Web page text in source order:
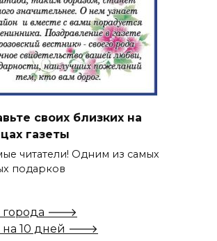
своих близких на
газеты
читатели! Одним из самых
подарков
города 🡒
на 10 дней 🡒